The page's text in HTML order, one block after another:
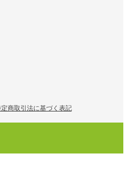
商取引法に基づく表記